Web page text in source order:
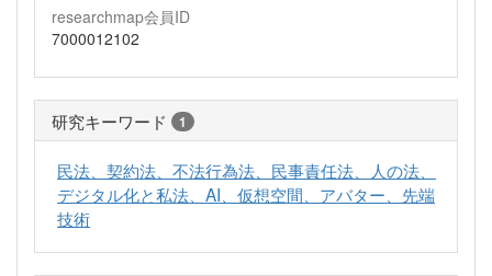
researchmap会員ID
7000012102
研究キーワード 1
民法、契約法、不法行為法、民事責任法、人の法、
デジタル化と私法、AI、仮想空間、アバター、先端
技術